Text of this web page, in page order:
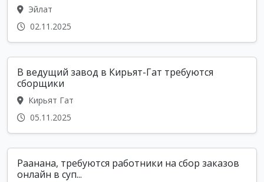
Эйлат
02.11.2025
В ведущий завод в Кирьят-Гат требуются
сборщики
Кирьят Гат
05.11.2025
Раанана, требуются работники на сбор заказов
онлайн в суп...